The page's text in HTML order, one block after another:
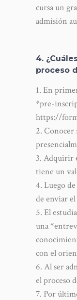
cursa un
admisión
4.
proceso
En
*pre-
https://
Adquirir
tiene un
Luego
de enviar
El
una
con el
Al ser
el proceso
Por